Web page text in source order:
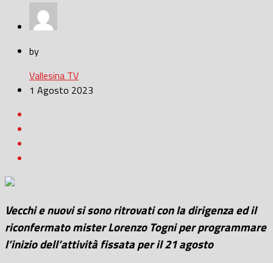
by
Vallesina TV
1 Agosto 2023
Vecchi e nuovi si sono ritrovati con la dirigenza ed il
riconfermato mister Lorenzo Togni per programmare
l’inizio dell’attività fissata per il 21 agosto